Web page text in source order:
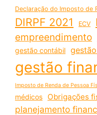
Declaração do Imposto de
DIRPF 2021 ECV
empreendimento
gestão contábil
gestão
Imposto de Renda de Pessoa
médicos
Obrigações
planejamento